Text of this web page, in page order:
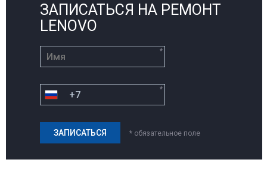
ЗАПИСАТЬСЯ НА РЕМОНТ
LENOVO
*
*
* обязательное поле